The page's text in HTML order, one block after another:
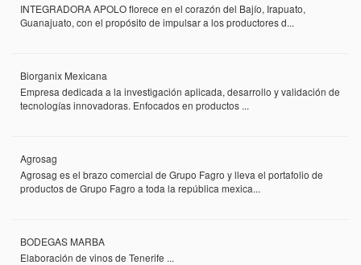
INTEGRADORA APOLO florece en el corazón del Bajío, Irapuato,
Guanajuato, con el propósito de impulsar a los productores d...
Biorganix Mexicana
Empresa dedicada a la investigación aplicada, desarrollo y validación de
tecnologías innovadoras. Enfocados en productos ...
Agrosag
Agrosag es el brazo comercial de Grupo Fagro y lleva el portafolio de
productos de Grupo Fagro a toda la república mexica...
BODEGAS MARBA
Elaboración de vinos de Tenerife ...